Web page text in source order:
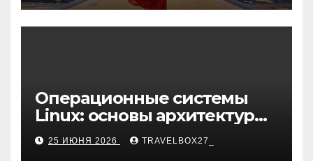
Операционные системы
Linux: основы архитектуры,
компоненты и области
применения
25 ИЮНЯ 2026 TRAVELBOX27_